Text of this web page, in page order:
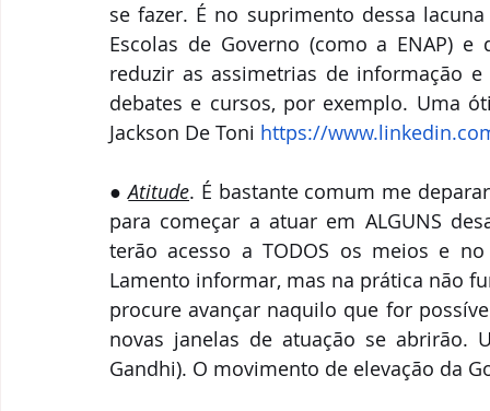
se fazer. É no suprimento dessa
Escolas de Governo (como a ENAP)
reduzir as assimetrias de informação
debates e cursos, por exemplo. Uma
Jackson De Toni https://
● Atitude. É bastante comum me
para começar a atuar em ALGUNS
terão acesso a TODOS os meios e
Lamento informar, mas na prática não
procure avançar naquilo que for
novas janelas de atuação se abrirão.
Gandhi). O movimento de elevação da